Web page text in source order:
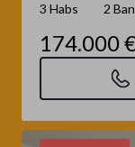
3 Habs 2
174.000